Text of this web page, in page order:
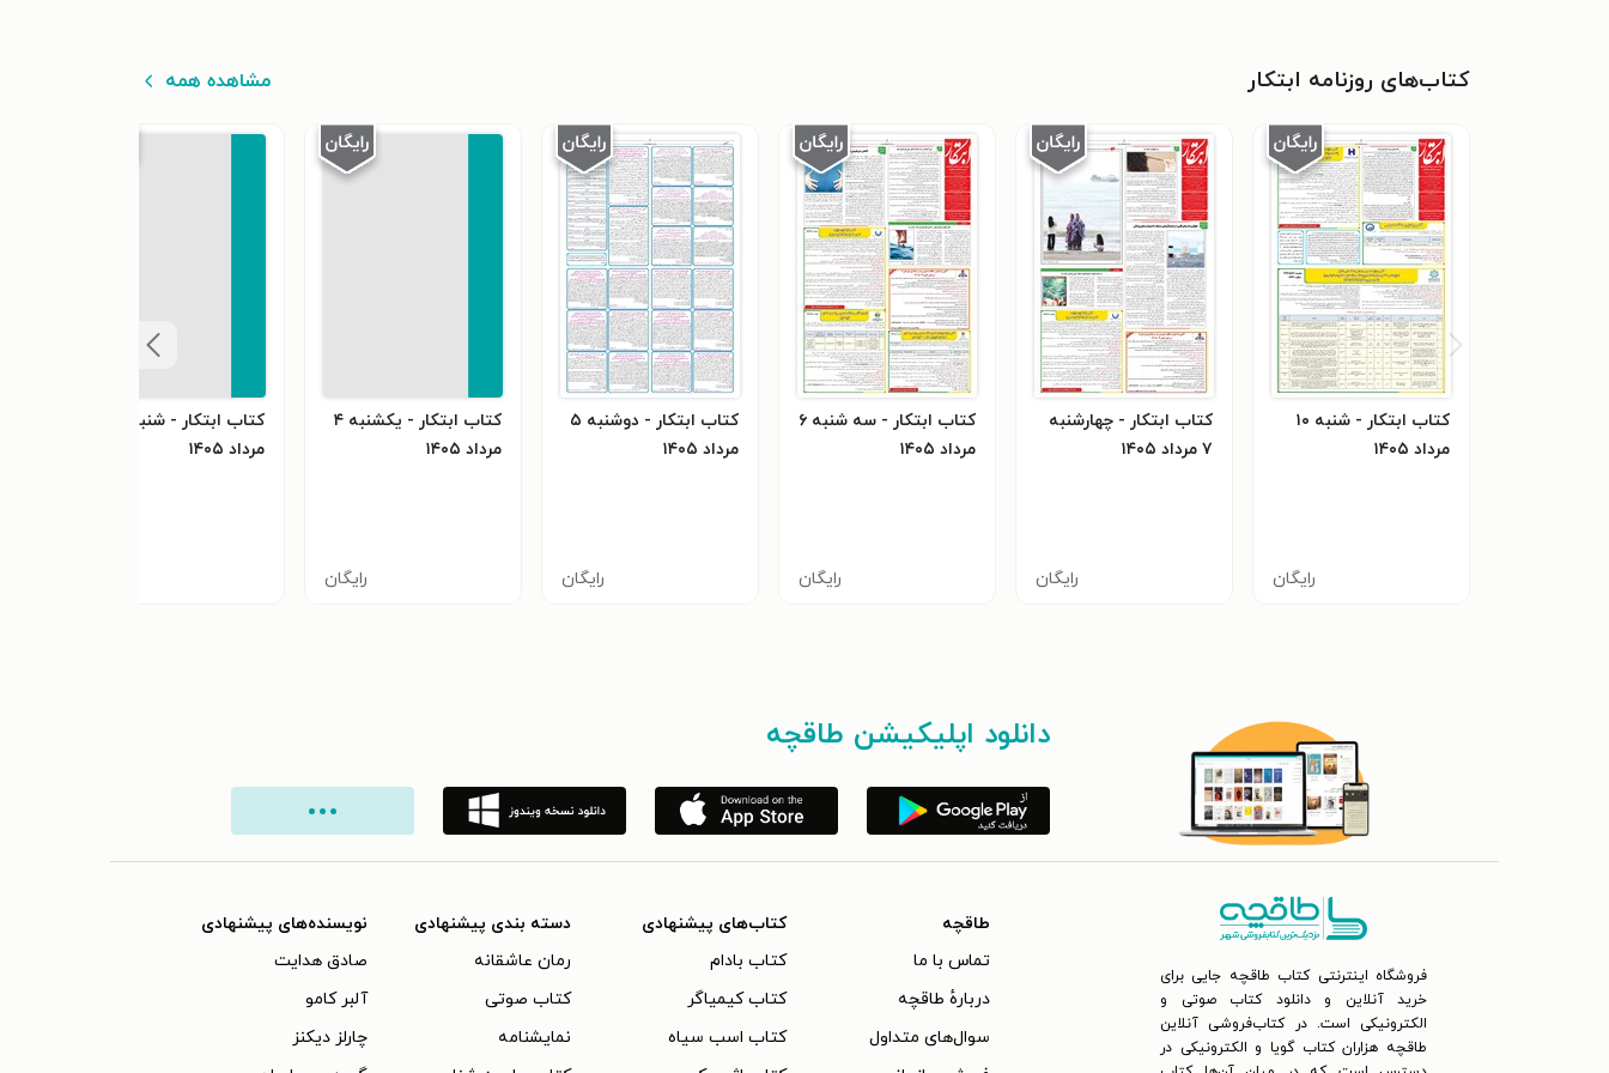
کتاب‌های روزنامه ابتکار مشاهده همه
کتاب ابتکار - شنبه ۱۰
مرداد ۱۴۰۵
رایگان
کتاب ابتکار - چهارشنبه
۷ مرداد ۱۴۰۵
رایگان
کتاب ابتکار - سه شنبه ۶
مرداد ۱۴۰۵
رایگان
کتاب ابتکار - دوشنبه ۵
مرداد ۱۴۰۵
رایگان
کتاب ابتکار - یکشنبه ۴
مرداد ۱۴۰۵
رایگان
مرداد ۱۴۰۵
دانلود اپلیکیشن طاقچه
فروشگاه اینترنتی کتاب طاقچه جایی برای
خرید آنلاین و دانلود کتاب صوتی و
الکترونیکی است. در کتاب‌فروشی آنلاین
طاقچه هزاران کتاب گویا و الکترونیکی در
طاقچه
تماس با ما
دربارهٔ طاقچه
سوال‌های متداول
کتاب‌های پیشنهادی
کتاب بادام
کتاب کیمیاگر
کتاب اسب سیاه
دسته بندی پیشنهادی
رمان عاشقانه
کتاب‌ صوتی
نمایشنامه
نویسنده‌های پیشنهادی
صادق هدایت
آلبر کامو
چارلز دیکنز